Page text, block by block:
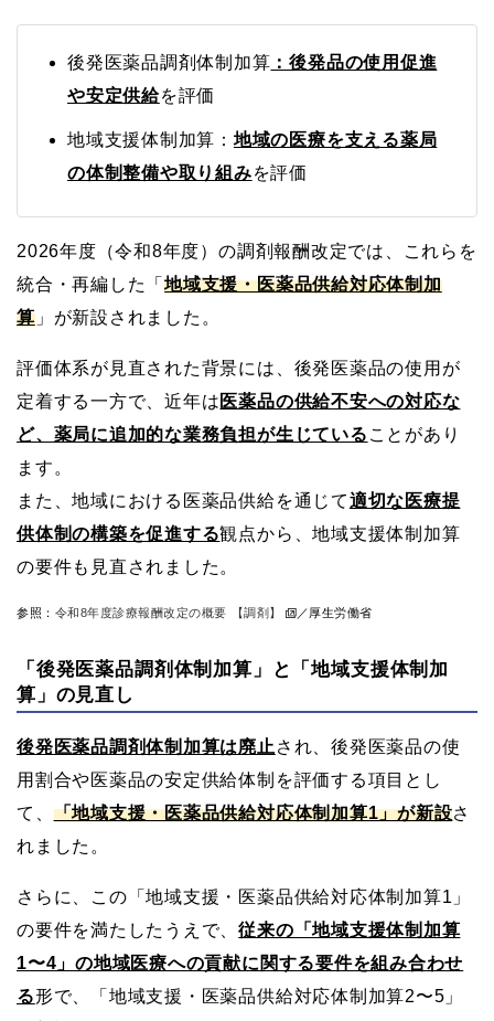
後発医薬品調剤体制加算 ：後発品の使用促進
や安定供給を評価
地域支援体制加算： 地域の医療を支える薬局
の体制整備や取り組みを評価
2026年度（令和8年度）の調剤報酬改定では、これらを
統合・再編した「地域支援・医薬品供給対応体制加
算」が新設されました。
評価体系が見直された背景には、後発医薬品の使用が
定着する一方で、近年は 医薬品の供給不安への対応な
ど、薬局に追加的な業務負担が生じている ことがあり
ます。
また、地域における医薬品供給を通じて適切な医療提
供体制の構築を促進する観点から、地域支援体制加算
の要件も見直されました。
参照： 令和8年度診療報酬改定の概要 【調剤】 ／厚生労働省
「後発医薬品調剤体制加算」と「地域支援体制加
算」の見直し
後発医薬品調剤体制加算は廃止 され、後発医薬品の使
用割合や医薬品の安定供給体制を評価する項目とし
て、 「地域支援・医薬品供給対応体制加算1」が新設さ
れました。
さらに、この「地域支援・医薬品供給対応体制加算1」
の要件を満たしたうえで、従来の「地域支援体制加算
1〜4」の地域医療への貢献に関する要件を組み合わせ
る形で、「地域支援・医薬品供給対応体制加算2〜5」